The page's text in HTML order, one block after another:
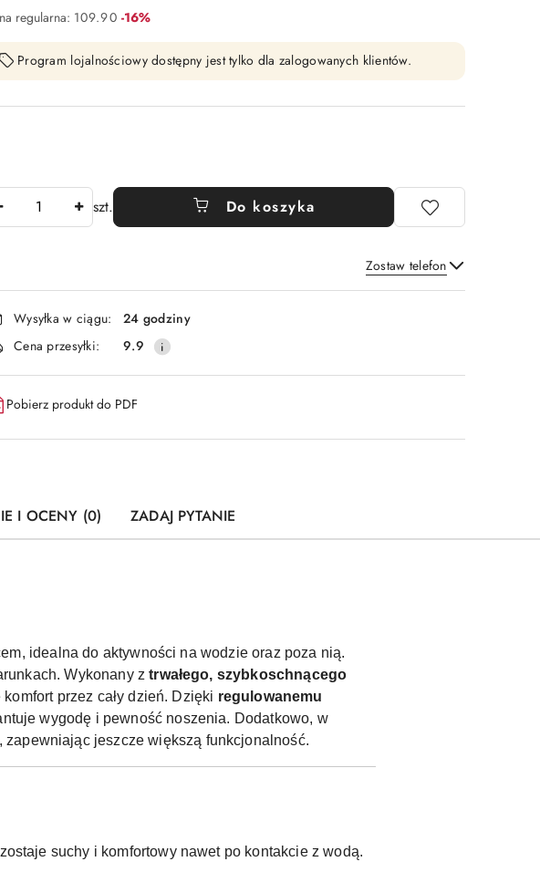
regularna: 109.90 Rabat:
-16%
Program lojalnościowy dostępny jest tylko dla zalogowanych klientów.
szt. Do koszyka
Zostaw telefon
Wyślij
Wysyłka w ciągu:
24 godziny
Cena przesyłki:
9.9
Pobierz produkt do PDF
I OCENY (0) ZADAJ PYTANIE
idealna do aktywności na wodzie oraz poza nią.
Wykonany ztrwałego, szybkoschnącego
przez cały dzień. Dzięki regulowanemu
wygodę i pewność noszenia. Dodatkowo, w
jeszcze większą funkcjonalność.
suchy i komfortowy nawet po kontakcie z wodą.